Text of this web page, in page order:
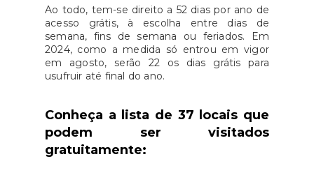
Ao todo, tem-se direito a 52 dias por ano de
acesso grátis, à escolha entre dias de
semana, fins de semana ou feriados. Em
2024, como a medida só entrou em vigor
em agosto, serão 22 os dias grátis para
usufruir até final do ano.
Conheça a lista de 37 locais que
podem ser visitados
gratuitamente: